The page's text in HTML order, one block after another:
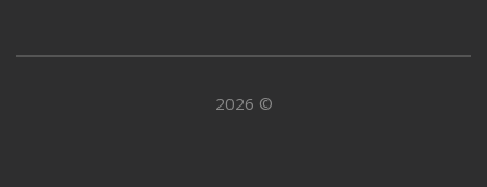
2026 ©